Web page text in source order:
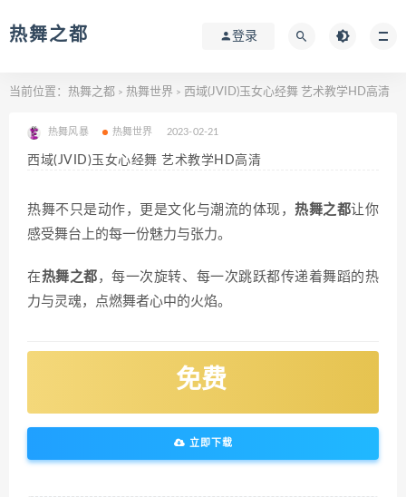
热舞之都 登录
当前位置： 热舞之都 > 热舞世界 > 西域(JVID)玉女心经舞 艺术教学HD高清
热舞风暴 热舞世界 2023-02-21
西域(JVID)玉女心经舞 艺术教学HD高清
热舞不只是动作，更是文化与潮流的体现，热舞之都让你
感受舞台上的每一份魅力与张力。
在热舞之都 ，每一次旋转、每一次跳跃都传递着舞蹈的热
力与灵魂，点燃舞者心中的火焰。
免费
立即下载